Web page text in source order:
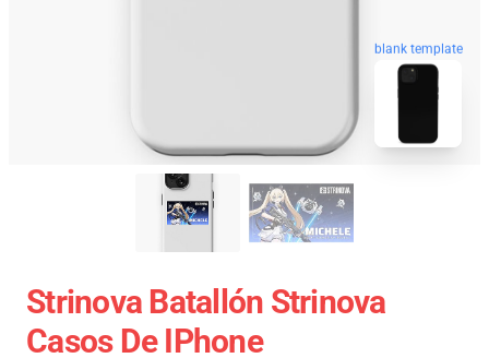
blank template
Strinova Batallón Strinova
Casos De IPhone